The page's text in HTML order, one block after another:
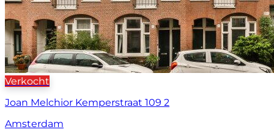
Verkocht
Joan Melchior Kemperstraat 109 2
Amsterdam